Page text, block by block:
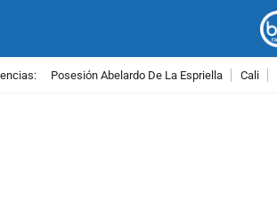
Posesión Abelardo De La Espriella Cali